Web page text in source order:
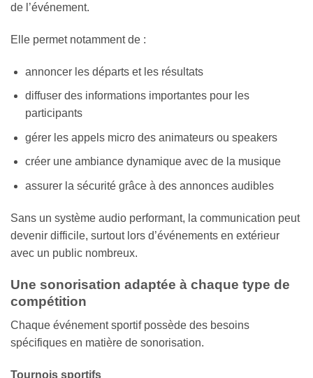
de l’événement.
Elle permet notamment de :
annoncer les départs et les résultats
diffuser des informations importantes pour les
participants
gérer les appels micro des animateurs ou speakers
créer une ambiance dynamique avec de la musique
assurer la sécurité grâce à des annonces audibles
Sans un système audio performant, la communication peut
devenir difficile, surtout lors d’événements en extérieur
avec un public nombreux.
Une sonorisation adaptée à chaque type de
compétition
Chaque événement sportif possède des besoins
spécifiques en matière de sonorisation.
Tournois sportifs